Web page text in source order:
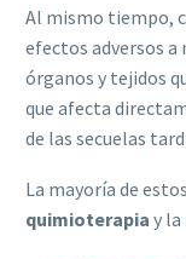
Al mismo tiempo,
efectos adversos
órganos y tejidos
que afecta
de las secuelas
La mayoría de
quimioterapia y la